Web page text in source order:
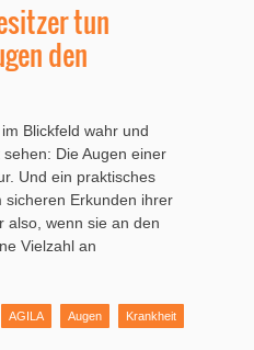
tun
den
Blickfeld wahr und
Die Augen einer
Und ein praktisches
Erkunden ihrer
also, wenn sie an den
Vielzahl an
AGILA Augen Krankheit